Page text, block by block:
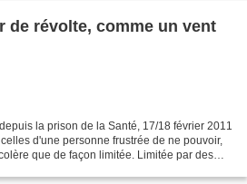
de révolte, comme un vent
la prison de la Santé, 17/18 février 2011
d'une personne frustrée de ne pouvoir,
que de façon limitée. Limitée par des